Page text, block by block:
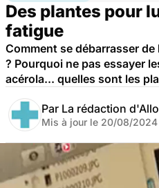
Des plantes pour
fatigue
Comment se débarrasser
? Pourquoi ne pas essayer
acérola... quelles sont les
Par La rédaction
Mis à jour le 20/08/2024